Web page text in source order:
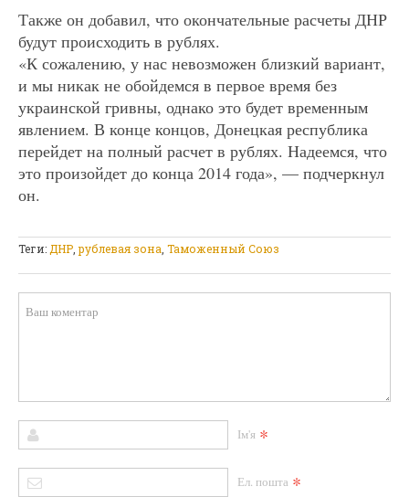
Также он добавил, что окончательные расчеты ДНР
будут происходить в рублях.
«К сожалению, у нас невозможен близкий вариант,
и мы никак не обойдемся в первое время без
украинской гривны, однако это будет временным
явлением. В конце концов, Донецкая республика
перейдет на полный расчет в рублях. Надеемся, что
это произойдет до конца 2014 года», — подчеркнул
он.
Теги: ДНР ,рублевая зона Таможенный Союз
Ім'я *
Ел. пошта *